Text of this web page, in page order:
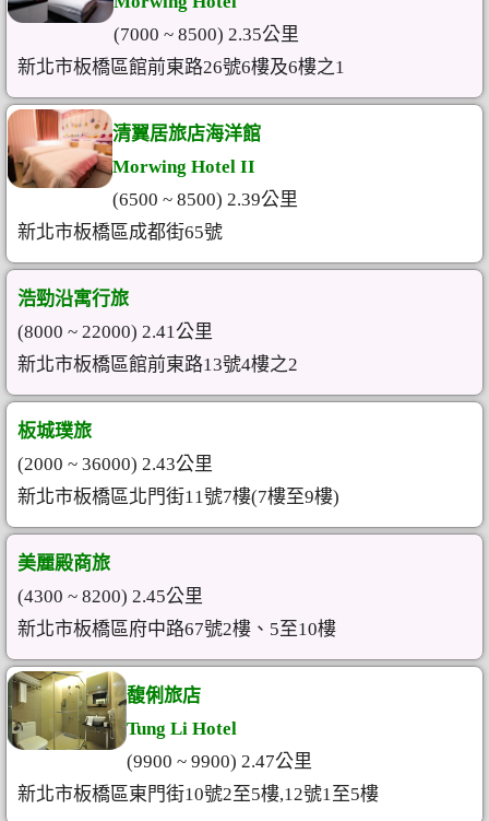
(7000 ~ 8500) 2.35公里
新北市板橋區館前東路26號6樓及6樓之1
清翼居旅店海洋館
Morwing Hotel II
(6500 ~ 8500) 2.39公里
新北市板橋區成都街65號
浩勁沿寓行旅
(8000 ~ 22000) 2.41公里
新北市板橋區館前東路13號4樓之2
板城璞旅
(2000 ~ 36000) 2.43公里
新北市板橋區北門街11號7樓(7樓至9樓)
美麗殿商旅
(4300 ~ 8200) 2.45公里
新北市板橋區府中路67號2樓、5至10樓
馥俐旅店
Tung Li Hotel
(9900 ~ 9900) 2.47公里
新北市板橋區東門街10號2至5樓,12號1至5樓